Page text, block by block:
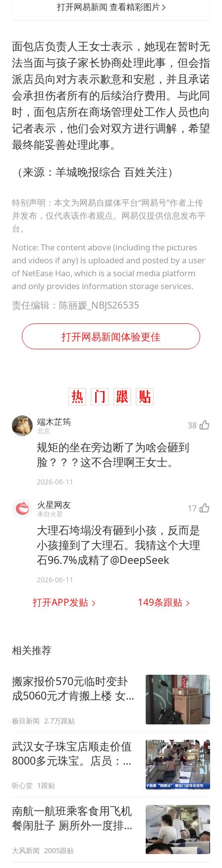
打开网易新闻 查看精彩图片
面包店负责人王女士表示，她现在暂时无
法当面与孩子家长协商处理此事，但会指
派店员向对方表示歉意和安慰，并且承诺
会承担伤者所有的后续治疗费用。与此同
时，面包店所在商场管理处工作人员也向
记者表示，他们会对双方进行调解，希望
最终能妥善处理此事。
（来源：羊城晚报综合 百姓关注）
特别声明：本文为网易自媒体平台“网易号”作者上传
并发布，仅代表该作者观点。网易仅提供信息发布平
台。
Notice: The content above (including the pictures
and videos if any) is uploaded and posted by a user
of NetEase Hao, which is a social media platform
and only provides information storage services.
责任编辑：陈丽媛_NBJS26535
打开网易新闻体验更佳
端木芷筠
北京 38
规矩的坐在旁边断了为啥会砸到
脸？？？这不合理啊王女士。
2026-06-11
火星网友
来自火星 17
大理石垮塌没有砸到小孩，反而是
小孩撞到了大理石。我猜这个大理
石96.7%成精了@DeepSeek
2026-06-11
打开APP发贴 149条跟贴
相关推荐
搬家报价570元临时变卦
成5060元才肯搬上楼 女子
极目新闻 2.7万跟贴
武汉女子珠宝店顺走价值
8000多元珠宝。店员：她
听心堂 1跟贴
南航一航班乘客食用飞机
餐闹肚子 厕所外一度排长
大风新闻 2005跟贴